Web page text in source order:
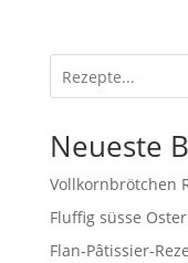
Neueste
Vollkornbrötchen
Fluffig süsse
Flan-Pâtissier-